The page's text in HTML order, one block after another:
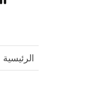
الرئيسية